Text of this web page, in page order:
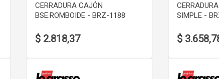
CERRADURA CAJÓN
BSE.ROMBOIDE - BRZ-1188
$ 2.818,37
SIMPLE -
$